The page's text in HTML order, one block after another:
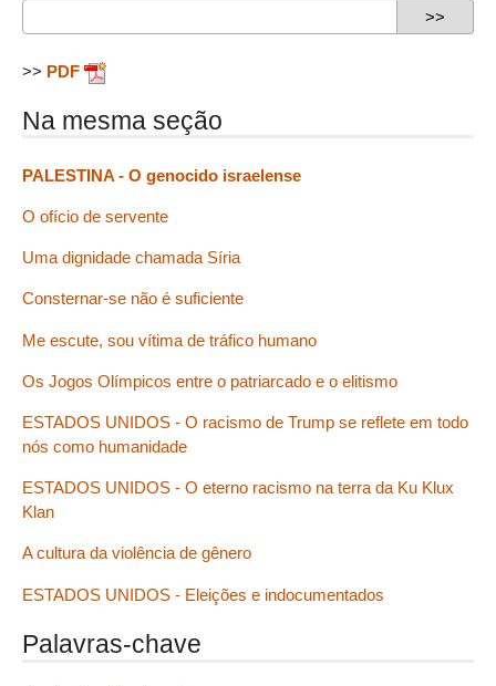
>> PDF
Na mesma seção
PALESTINA - O genocido israelense
O ofício de servente
Uma dignidade chamada Síria
Consternar-se não é suficiente
Me escute, sou vítima de tráfico humano
Os Jogos Olímpicos entre o patriarcado e o elitismo
ESTADOS UNIDOS - O racismo de Trump se reflete em todo
nós como humanidade
ESTADOS UNIDOS - O eterno racismo na terra da Ku Klux
Klan
A cultura da violência de gênero
ESTADOS UNIDOS - Eleições e indocumentados
Palavras-chave